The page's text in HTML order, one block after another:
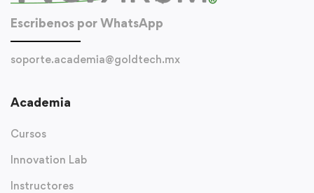
Escribenos por WhatsApp
soporte.academia@goldtech.mx
Academia
Cursos
Innovation Lab
Instructores